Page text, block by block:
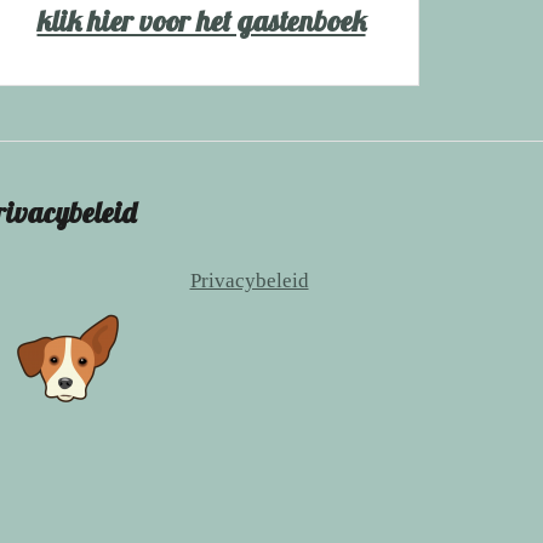
klik hier voor het gastenboek
Privacybeleid